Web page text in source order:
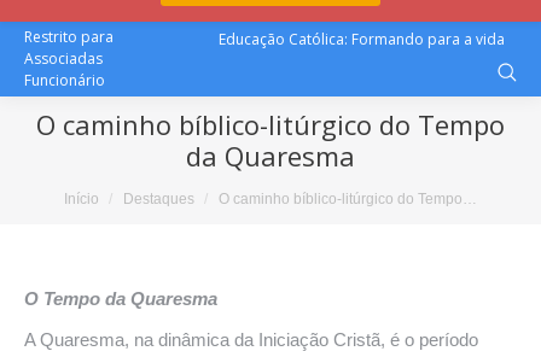
Restrito para
Associadas
Funcionário
Educação Católica: Formando para a vida
O caminho bíblico-litúrgico do Tempo
da Quaresma
Você está aqui:
Início Destaques O caminho bíblico-litúrgico do Tempo…
O Tempo da Quaresma
A Quaresma, na dinâmica da Iniciação Cristã, é o período